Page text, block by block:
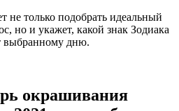
не только подобрать идеальный
но и укажет, какой знак Зодиака
выбранному дню.
окрашивания